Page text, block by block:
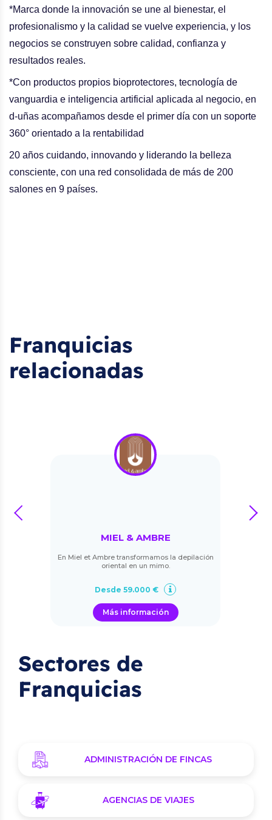
*Marca donde la innovación se une al bienestar, el
profesionalismo y la calidad se vuelve experiencia, y los
negocios se construyen sobre calidad, confianza y
resultados reales.
*Con productos propios bioprotectores, tecnología de
vanguardia e inteligencia artificial aplicada al negocio, en
d-uñas acompañamos desde el primer día con un soporte
360° orientado a la rentabilidad
20 años cuidando, innovando y liderando la belleza
consciente, con una red consolidada de más de 200
salones en 9 países.
Franquicias
relacionadas
MIEL & AMBRE
En Miel et Ambre transformamos la depilación
oriental en un mimo.
Desde 59.000 €
Más información
prev next
Sectores de
Franquicias
ADMINISTRACIÓN DE FINCAS
AGENCIAS DE VIAJES